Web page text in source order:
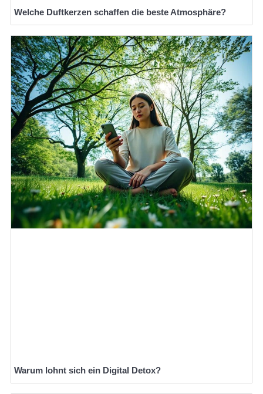
Welche Duftkerzen schaffen die beste Atmosphäre?
Warum lohnt sich ein Digital Detox?